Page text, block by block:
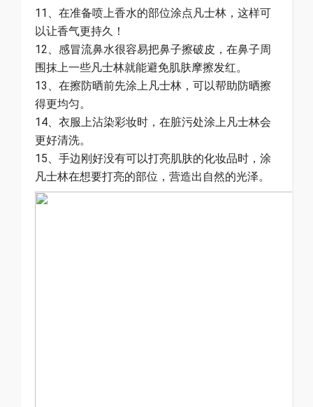
11、在准备喷上香水的部位涂点凡士林，这样可
以让香气更持久！
12、感冒流鼻水很容易把鼻子擦破皮，在鼻子周
围抹上一些凡士林就能避免肌肤摩擦发红。
13、在擦防晒前先涂上凡士林，可以帮助防晒擦
得更均匀。
14、衣服上沾染彩妆时，在脏污处涂上凡士林会
更好清洗。
15、手边刚好没有可以打亮肌肤的化妆品时，涂
凡士林在想要打亮的部位，营造出自然的光泽。